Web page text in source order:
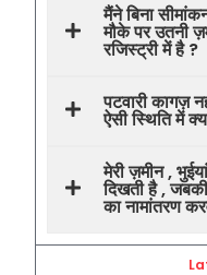
मैंने बिना
मौके पर उतनी
रजिस्ट्री में है ?
पटवारी कागज़
ऐसी स्थिति में
मेरी ज़मीन ,
दिखती है ,
का नामांतरण